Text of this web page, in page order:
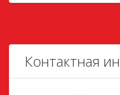
Контактная